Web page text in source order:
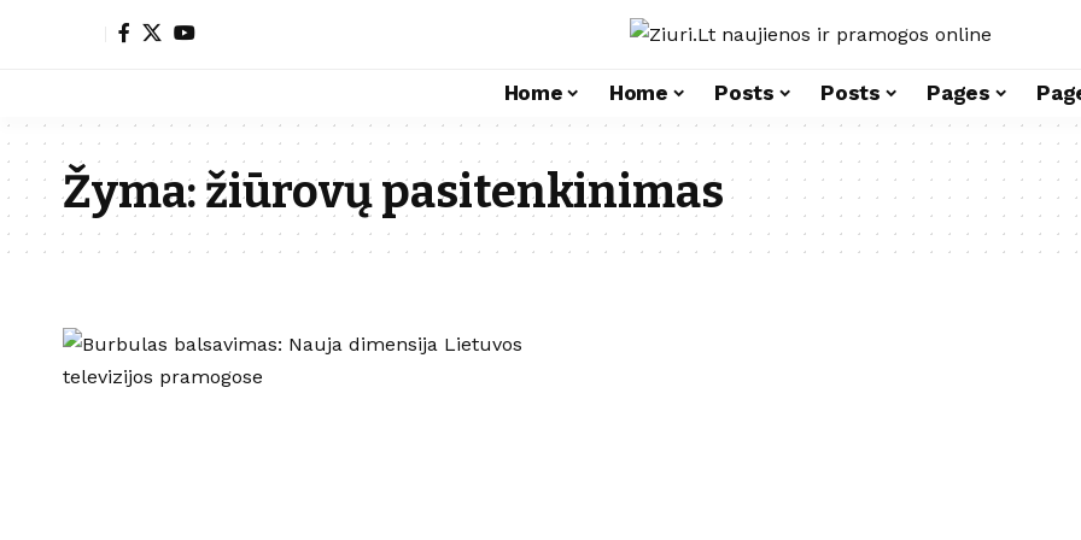
Home Home Posts Posts Pages
Žyma:žiūrovų pasitenkinimas